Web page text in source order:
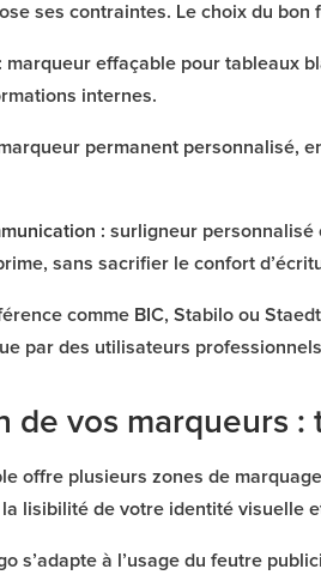
ses contraintes. Le choix du
marqueur effaçable pour tableaux
internes.
permanent personnalisé,
: surligneur personnalisé
sans sacrifier le confort
comme BIC, Stabilo ou
par des utilisateurs
de vos marqueurs
offre plusieurs zones de
lisibilité de votre identité visuelle
s’adapte à l’usage du feutre